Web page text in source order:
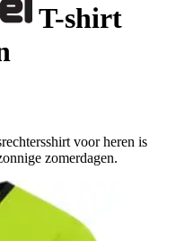
T-shirt
voor heren is
zomerdagen.